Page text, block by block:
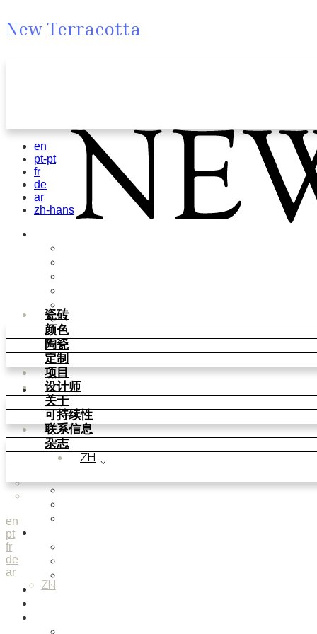
New Terracotta
瓷砖
颜色
陶瓷
定制
项目
设计师
关于
可持续性
联系信息
杂志
ZH
en
pt
fr
de
ar
ZH
en
pt-pt
fr
de
ar
zh-hans
Bold Pattern
Parquet Bisque
Natural Cotto
Smink Studio
Elisa Passino
Paulo Vale
颜色
Basic Colours
Matt Colours
Oxide Explosions
Special Firing
Vintage Metallics
定制